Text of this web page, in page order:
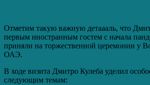
Отметим такую важную детаааль, что
первым иностранным гостем с начала
приняли на торжественной церемонии у
ОАЭ.
В ходе визита Дмитро Кулеба уделил
следующим темам: